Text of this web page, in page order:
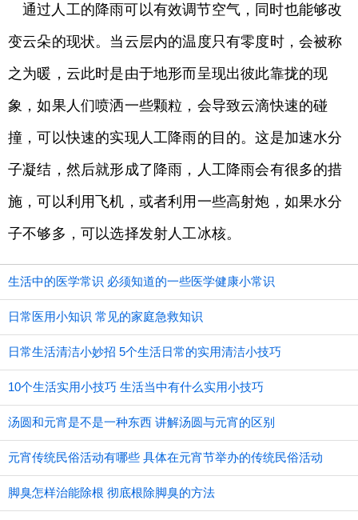
通过人工的降雨可以有效调节空气，同时也能够改
变云朵的现状。当云层内的温度只有零度时，会被称
之为暖，云此时是由于地形而呈现出彼此靠拢的现
象，如果人们喷洒一些颗粒，会导致云滴快速的碰
撞，可以快速的实现人工降雨的目的。这是加速水分
子凝结，然后就形成了降雨，人工降雨会有很多的措
施，可以利用飞机，或者利用一些高射炮，如果水分
子不够多，可以选择发射人工冰核。
生活中的医学常识 必须知道的一些医学健康小常识
日常医用小知识 常见的家庭急救知识
日常生活清洁小妙招 5个生活日常的实用清洁小技巧
10个生活实用小技巧 生活当中有什么实用小技巧
汤圆和元宵是不是一种东西 讲解汤圆与元宵的区别
元宵传统民俗活动有哪些 具体在元宵节举办的传统民俗活动
脚臭怎样治能除根 彻底根除脚臭的方法